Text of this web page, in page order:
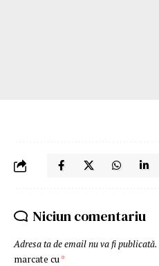
Niciun comentariu
Adresa ta de email nu va fi publicată.
marcate cu*